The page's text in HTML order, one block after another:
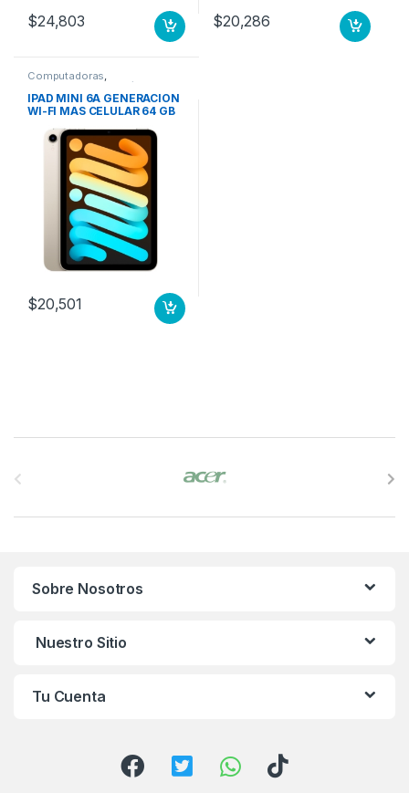
$24,803 $20,286
Computadoras
Computadoras Portátiles
IPAD MINI 6A GENERACION
WI-FI MAS CELULAR 64 GB
$20,501
Sobre Nosotros
Nuestro Sitio
Tu Cuenta